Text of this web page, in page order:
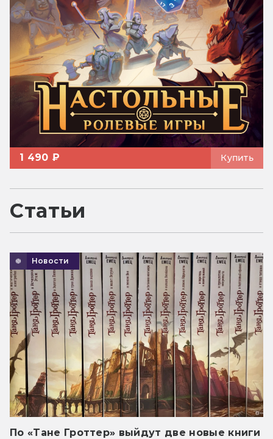
1 490 ₽ Купить
Статьи
Новости
По «Тане Гроттер» выйдут две новые книги